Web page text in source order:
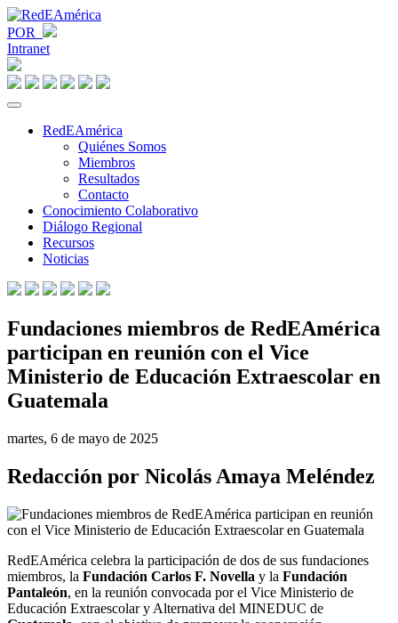
POR
Intranet
RedEAmérica
Quiénes Somos
Miembros
Resultados
Contacto
Conocimiento Colaborativo
Diálogo Regional
Recursos
Noticias
Fundaciones miembros de RedEAmérica
participan en reunión con el Vice
Ministerio de Educación Extraescolar en
Guatemala
martes, 6 de mayo de 2025
Redacción por Nicolás Amaya Meléndez
RedEAmérica celebra la participación de dos de sus fundaciones
miembros, la Fundación Carlos F. Novella y la Fundación
Pantaleón, en la reunión convocada por el Vice Ministerio de